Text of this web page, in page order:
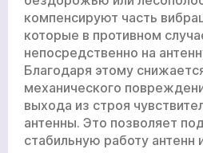
компенсируют часть
которые в противном
непосредственно на
Благодаря этому
механического
выхода из строя
антенны. Это позволяет
стабильную работу антенн